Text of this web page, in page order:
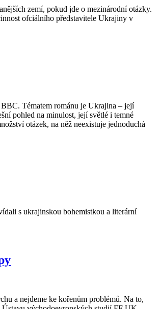
zemí, pokud jde o mezinárodní otázky.
ofciálního představitele Ukrajiny v
Tématem románu je Ukrajina – její
pohled na minulost, její světlé i temné
otázek, na něž neexistuje jednoduchá
s ukrajinskou bohemistkou a literární
a nejdeme ke kořenům problémů. Na to,